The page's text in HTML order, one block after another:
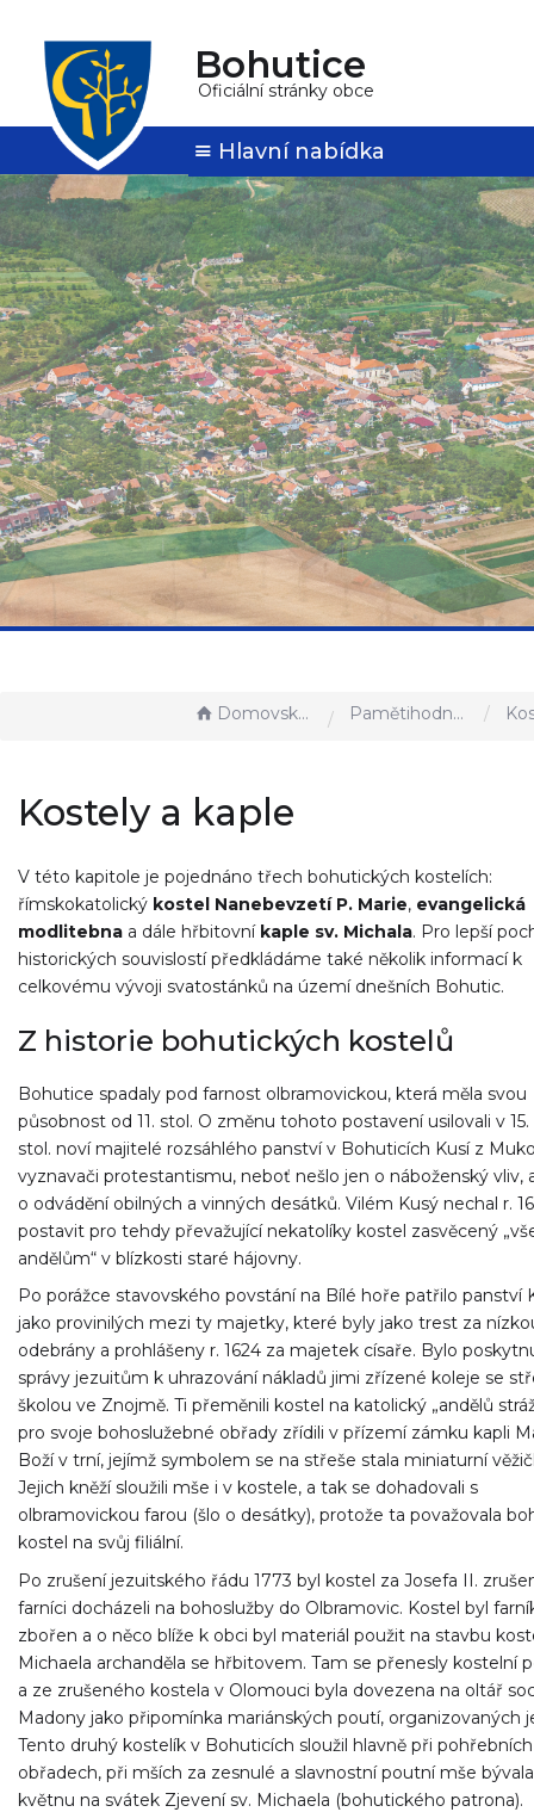
Bohutice
Oficiální stránky obce
Hlavní nabídka
Domovská stránka Pamětihodnosti a zajímavosti
Kostely a kaple
V této kapitole je pojednáno třech bohutických kostelích:
římskokatolický kostel Nanebevzetí P. Marie, evangelická
modlitebna a dále hřbitovní kaple sv. Michala. Pro lepší
historických souvislostí předkládáme také několik informací k
celkovému vývoji svatostánků na území dnešních Bohutic.
Z historie bohutických kostelů
Bohutice spadaly pod farnost olbramovickou, která měla svou
působnost od 11. stol. O změnu tohoto postavení usilovali v 15.
stol. noví majitelé rozsáhlého panství v Bohuticích Kusí z
vyznavači protestantismu, neboť nešlo jen o náboženský vliv,
o odvádění obilných a vinných desátků. Vilém Kusý nechal r.
postavit pro tehdy převažující nekatolíky kostel zasvěcený
andělům“ v blízkosti staré hájovny.
Po porážce stavovského povstání na Bílé hoře patřilo panství
jako provinilých mezi ty majetky, které byly jako trest za
odebrány a prohlášeny r. 1624 za majetek císaře. Bylo
správy jezuitům k uhrazování nákladů jimi zřízené koleje se
školou ve Znojmě. Ti přeměnili kostel na katolický „andělů
pro svoje bohoslužebné obřady zřídili v přízemí zámku kapli
Boží v trní, jejímž symbolem se na střeše stala miniaturní
Jejich kněží sloužili mše i v kostele, a tak se dohadovali s
olbramovickou farou (šlo o desátky), protože ta považovala
kostel na svůj filiální.
Po zrušení jezuitského řádu 1773 byl kostel za Josefa II.
farníci docházeli na bohoslužby do Olbramovic. Kostel byl
zbořen a o něco blíže k obci byl materiál použit na stavbu
Michaela archanděla se hřbitovem. Tam se přenesly kostelní
a ze zrušeného kostela v Olomouci byla dovezena na oltář
Madony jako připomínka mariánských poutí, organizovaných
Tento druhý kostelík v Bohuticích sloužil hlavně při pohřebních
obřadech, při mších za zesnulé a slavnostní poutní mše
květnu na svátek Zjevení sv. Michaela (bohutického patrona).